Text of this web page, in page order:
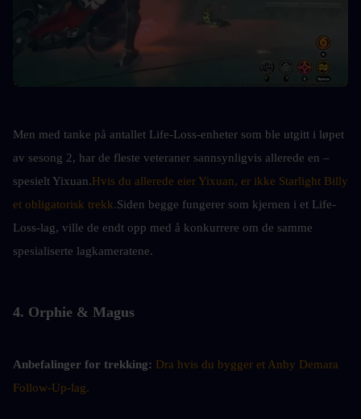
Men med tanke på antallet Life-Loss-enheter som ble utgitt i løpet
av sesong 2, har de fleste veteraner sannsynligvis allerede en –
spesielt Yixuan.Hvis du allerede eier Yixuan, er ikke Starlight Billy
et obligatorisk trekk.Siden begge fungerer som kjernen i et Life-
Loss-lag, ville de endt opp med å konkurrere om de samme
spesialiserte lagkameratene.
4. Orphie & Magus
Anbefalinger for trekking: Dra hvis du bygger et Anby Demara
Follow-Up-lag.